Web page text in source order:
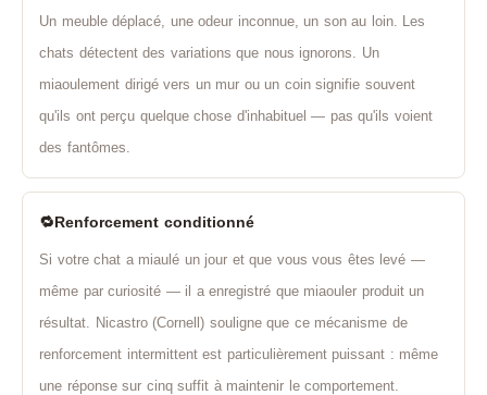
Un meuble déplacé, une odeur inconnue, un son au loin. Les
chats détectent des variations que nous ignorons. Un
miaoulement dirigé vers un mur ou un coin signifie souvent
qu'ils ont perçu quelque chose d'inhabituel — pas qu'ils voient
des fantômes.
🔁Renforcement conditionné
Si votre chat a miaulé un jour et que vous vous êtes levé —
même par curiosité — il a enregistré que miaouler produit un
résultat. Nicastro (Cornell) souligne que ce mécanisme de
renforcement intermittent est particulièrement puissant : même
une réponse sur cinq suffit à maintenir le comportement.